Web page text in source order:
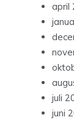
april
juli
juni